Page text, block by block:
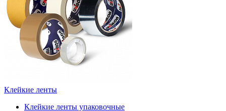
Клейкие ленты
Клейкие ленты упаковочные